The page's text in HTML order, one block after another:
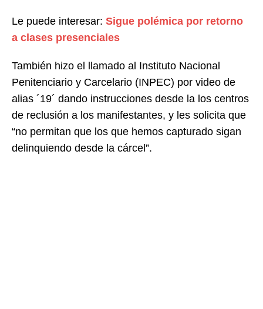
Le puede interesar: Sigue polémica por retorno
a clases presenciales
También hizo el llamado al Instituto Nacional
Penitenciario y Carcelario (INPEC) por video de
alias ´19´ dando instrucciones desde la los centros
de reclusión a los manifestantes, y les solicita que
“no permitan que los que hemos capturado sigan
delinquiendo desde la cárcel”.